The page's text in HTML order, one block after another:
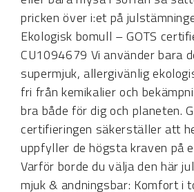
pricken över i:et på
Ekologisk bomull – GOTS
CU1094679 Vi använder bara
supermjuk, allergivänlig
fri från kemikalier och
bra både för dig och planeten.
certifieringen säkerställer att
uppfyller de högsta kraven på
Varför borde du välja den här
mjuk & andningsbar: Komfort i